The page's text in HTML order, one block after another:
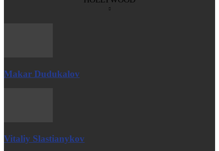
Makar Dudukalov
Vitaliy Slastianykov